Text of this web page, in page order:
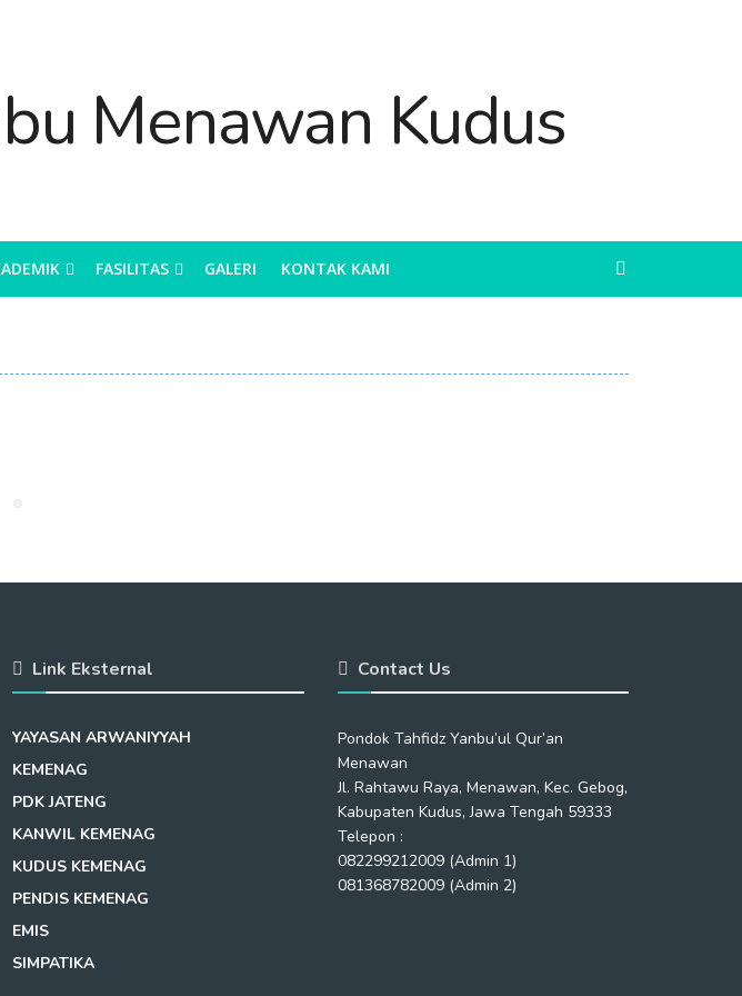
FASILITAS GALERI KONTAK KAMI
Link Eksternal
YAYASAN ARWANIYYAH
KEMENAG
PDK JATENG
KANWIL KEMENAG
KUDUS KEMENAG
PENDIS KEMENAG
EMIS
SIMPATIKA
Contact Us
Pondok Tahfidz Yanbu’ul Qur’an
Menawan
Jl. Rahtawu Raya, Menawan, Kec. Gebog,
Kabupaten Kudus, Jawa Tengah 59333
Telepon :
082299212009 (Admin 1)
081368782009 (Admin 2)